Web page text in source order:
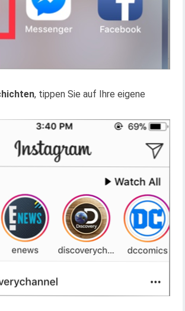
, tippen Sie auf Ihre eigene